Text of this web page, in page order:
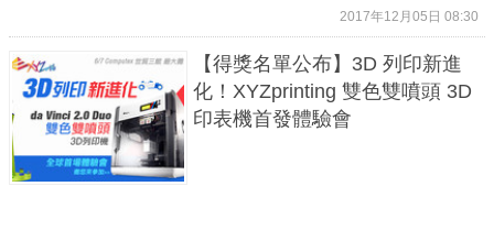
2017年12月05日 08:30
【得獎名單公布】3D 列印新進
化！XYZprinting 雙色雙噴頭 3D
印表機首發體驗會